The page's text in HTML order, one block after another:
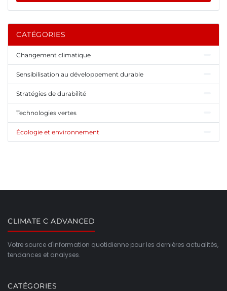
CATÉGORIES
Changement climatique
Sensibilisation au développement durable
Stratégies de durabilité
Technologies vertes
Écologie et environnement
CLIMATE C ADVANCED
Votre source d'information quotidienne pour les dernières actualités,
tendances et analyses.
CATÉGORIES